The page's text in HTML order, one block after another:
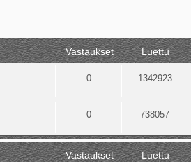
Vastaukset Luettu
0 1342923
0 738057
Vastaukset Luettu